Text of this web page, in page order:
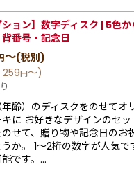
ション】数字ディスク | 5色
番号・記念日
～(税別)
259円～)
齢）のディスクをのせてオ
に お好きなデザインのセッ
せて、贈り物や記念日のお
か。 1〜2桁の数字が人気で
です。…